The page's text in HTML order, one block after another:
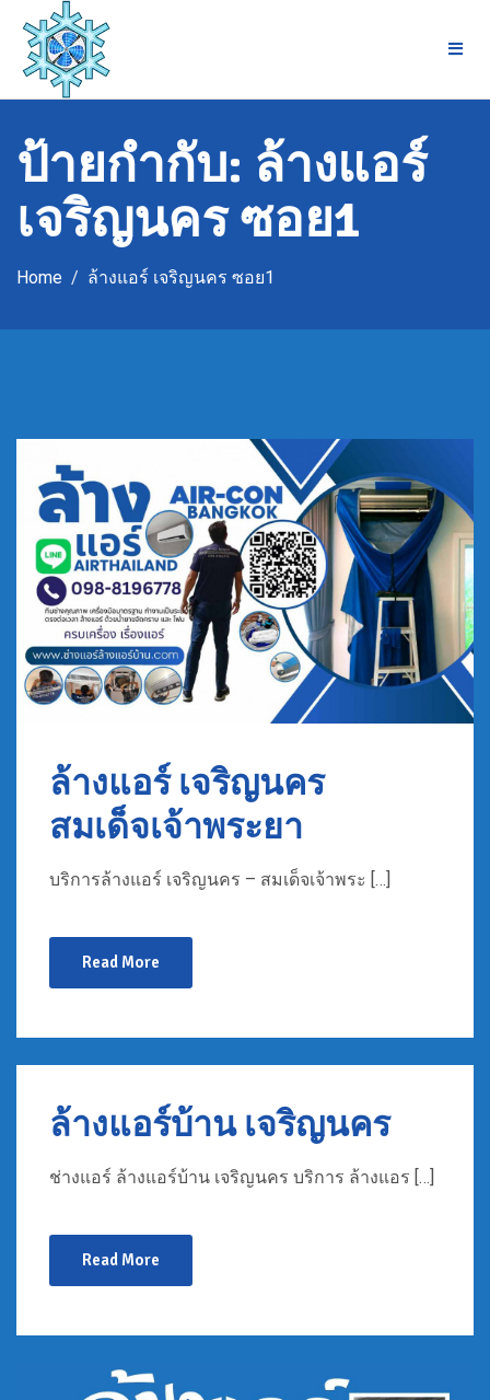
content
ป้ายกำกับ: ล้างแอร์
เจริญนคร ซอย1
Home ล้างแอร์ เจริญนคร ซอย1
ล้างแอร์ เจริญนคร
สมเด็จเจ้าพระยา
บริการล้างแอร์ เจริญนคร – สมเด็จเจ้าพระ […]
Read More
ล้างแอร์บ้าน เจริญนคร
ช่างแอร์ ล้างแอร์บ้าน เจริญนคร บริการ ล้างแอร […]
Read More